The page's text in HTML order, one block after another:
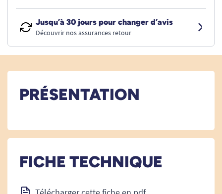
Jusqu’à 30 jours pour changer d’avis
Découvrir nos assurances retour
PRÉSENTATION
FICHE TECHNIQUE